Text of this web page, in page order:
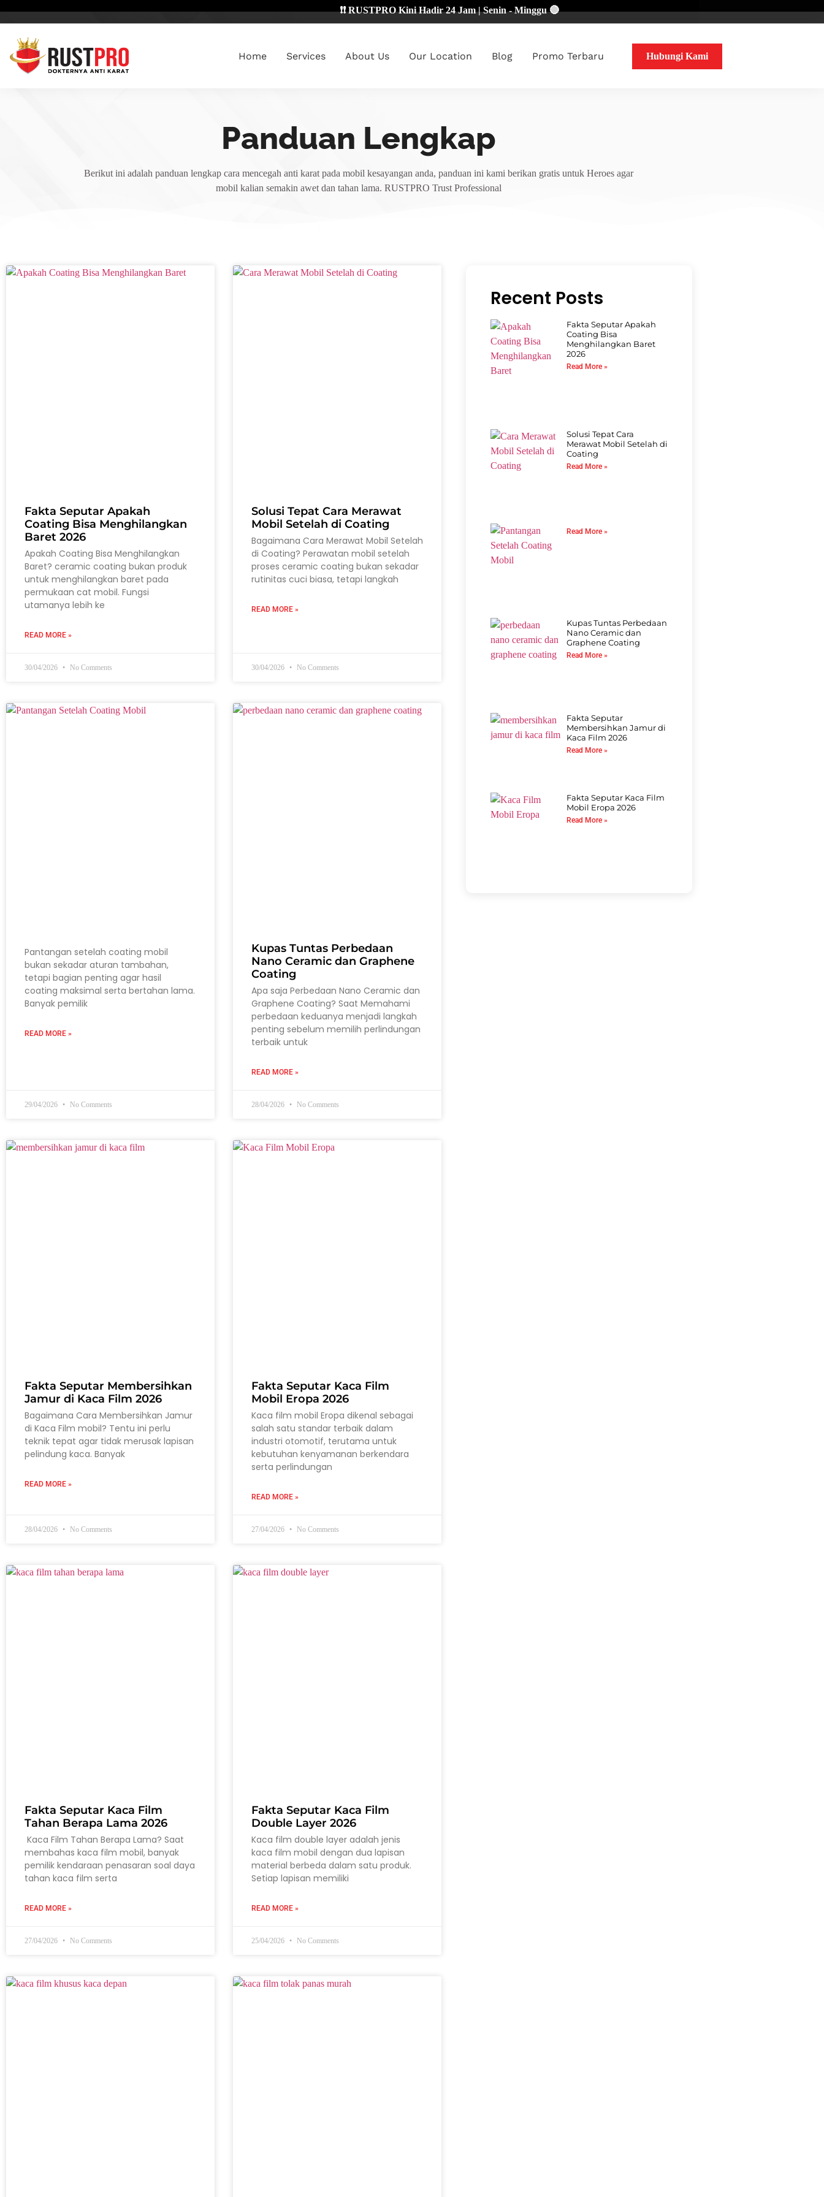
❗❗ RUSTPRO Kini Hadir 24 Jam | Senin - Minggu 🔴
Home Services About Us Our Location Blog Promo Terbaru Hubungi Kami
Panduan Lengkap
Berikut ini adalah panduan lengkap cara mencegah anti karat pada mobil kesayangan anda, panduan ini kami berikan gratis untuk Heroes agar
mobil kalian semakin awet dan tahan lama. RUSTPRO Trust Professional
Fakta Seputar Apakah
Coating Bisa Menghilangkan
Baret 2026
Apakah Coating Bisa Menghilangkan
Baret? ceramic coating bukan produk
untuk menghilangkan baret pada
permukaan cat mobil. Fungsi
utamanya lebih ke
READ MORE »
30/04/2026 No Comments
Solusi Tepat Cara Merawat
Mobil Setelah di Coating
Bagaimana Cara Merawat Mobil Setelah
di Coating? Perawatan mobil setelah
proses ceramic coating bukan sekadar
rutinitas cuci biasa, tetapi langkah
READ MORE »
30/04/2026 No Comments
Pantangan setelah coating mobil
bukan sekadar aturan tambahan,
tetapi bagian penting agar hasil
coating maksimal serta bertahan lama.
Banyak pemilik
READ MORE »
29/04/2026 No Comments
Kupas Tuntas Perbedaan
Nano Ceramic dan Graphene
Coating
Apa saja Perbedaan Nano Ceramic dan
Graphene Coating? Saat Memahami
perbedaan keduanya menjadi langkah
penting sebelum memilih perlindungan
terbaik untuk
READ MORE »
28/04/2026 No Comments
Fakta Seputar Membersihkan
Jamur di Kaca Film 2026
Bagaimana Cara Membersihkan Jamur
di Kaca Film mobil? Tentu ini perlu
teknik tepat agar tidak merusak lapisan
pelindung kaca. Banyak
READ MORE »
28/04/2026 No Comments
Fakta Seputar Kaca Film
Mobil Eropa 2026
Kaca film mobil Eropa dikenal sebagai
salah satu standar terbaik dalam
industri otomotif, terutama untuk
kebutuhan kenyamanan berkendara
serta perlindungan
READ MORE »
27/04/2026 No Comments
Fakta Seputar Kaca Film
Tahan Berapa Lama 2026
Kaca Film Tahan Berapa Lama? Saat
membahas kaca film mobil, banyak
pemilik kendaraan penasaran soal daya
tahan kaca film serta
READ MORE »
27/04/2026 No Comments
Fakta Seputar Kaca Film
Double Layer 2026
Kaca film double layer adalah jenis
kaca film mobil dengan dua lapisan
material berbeda dalam satu produk.
Setiap lapisan memiliki
READ MORE »
25/04/2026 No Comments
Recent Posts
Fakta Seputar Apakah
Coating Bisa
Menghilangkan Baret
2026
Read More »
Solusi Tepat Cara
Merawat Mobil Setelah di
Coating
Read More »
Read More »
Kupas Tuntas Perbedaan
Nano Ceramic dan
Graphene Coating
Read More »
Fakta Seputar
Membersihkan Jamur di
Kaca Film 2026
Read More »
Fakta Seputar Kaca Film
Mobil Eropa 2026
Read More »